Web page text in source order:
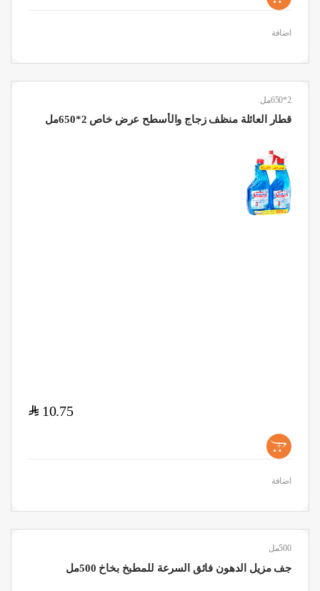
اضافة
2*650مل
قطار العائلة منظف زجاج والأسطح عرض خاص 2*650مل
10.75
$
+
اضافة
500مل
جف مزيل الدهون فائق السرعة للمطبخ بخاخ 500مل